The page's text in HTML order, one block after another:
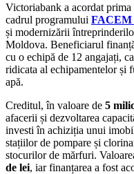
Victoriabank a acordat
cadrul programului FACEM
și modernizării
Moldova. Beneficiarul
cu o echipă de 12 angajați,
ridicata al echipamentelor și
apă.
Creditul, în valoare de 5
afacerii și dezvoltarea
investi în achiziția unui
stațiilor de pompare și
stocurilor de mărfuri.
de lei, iar finanțarea a fost